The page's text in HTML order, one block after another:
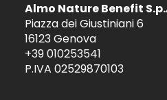
Almo Nature Benefit
Piazza dei Giustiniani 6
16123 Genova
+39 010253541
P.IVA 02529870103